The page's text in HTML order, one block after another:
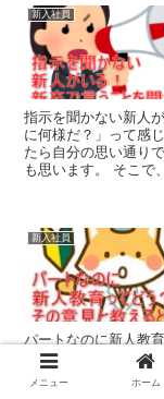
新入社員
指示を聞かない新人
に何様だ？」って感
たら自分の思い通り
も思います。 そこで
新入社員
パートなのに新人教
すよね。 なかには
り…。 そこで、この
な意見 パートが新人
メニュー ホーム